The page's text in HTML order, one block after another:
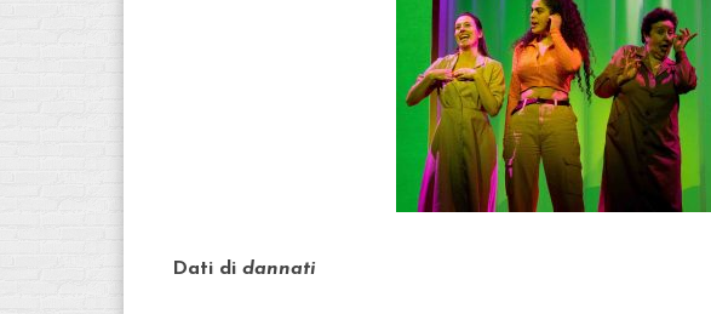
Dati di dannati